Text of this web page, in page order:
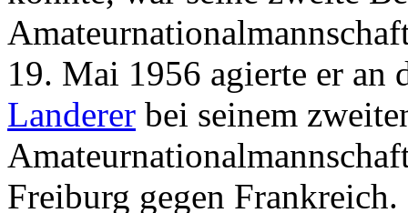
19. Mai 1956 agierte er
Landerer bei seinem
Freiburg gegen